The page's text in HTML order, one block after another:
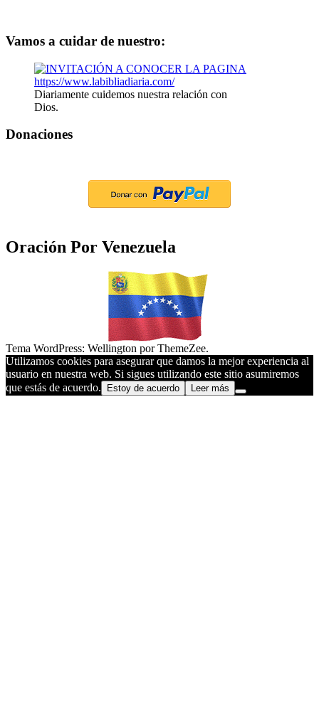
Vamos a cuidar de nuestro:
Diariamente cuidemos nuestra relación con
Dios.
Donaciones
Oración Por Venezuela
Tema WordPress: Wellington por ThemeZee.
Utilizamos cookies para asegurar que damos la mejor experiencia al
usuario en nuestra web. Si sigues utilizando este sitio asumiremos
que estás de acuerdo.
Estoy de acuerdo Leer más